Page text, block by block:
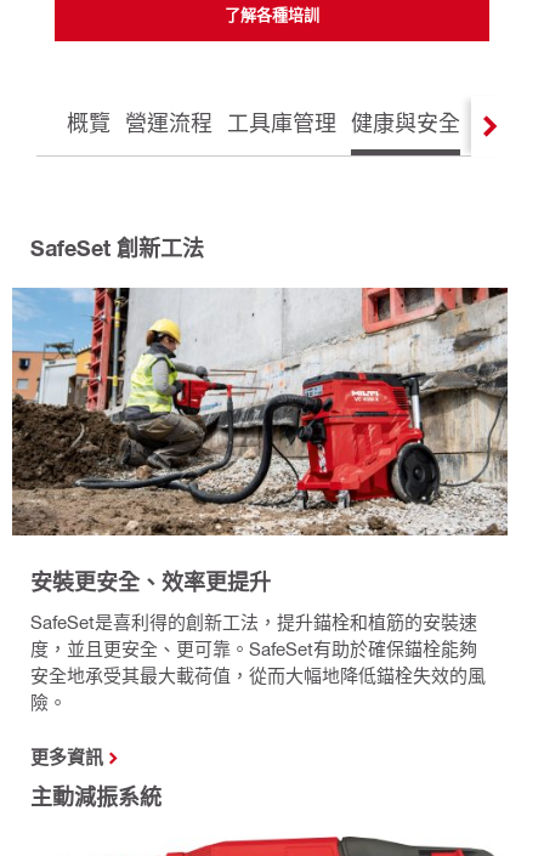
了解各種培訓
概覽 營運流程 工具庫管理 健康與安全 工程
SafeSet 創新工法
安裝更安全、效率更提升
SafeSet是喜利得的創新工法，提升錨栓和植筋的安裝速
度，並且更安全、更可靠。SafeSet有助於確保錨栓能夠
安全地承受其最大載荷值，從而大幅地降低錨栓失效的風
險。
更多資訊
主動減振系統